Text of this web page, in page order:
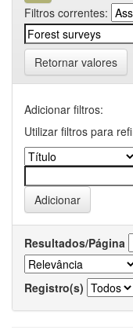
Filtros correntes:
Retornar valores
Adicionar filtros:
Utilizar filtros para
Resultados/Página
Registro(s)